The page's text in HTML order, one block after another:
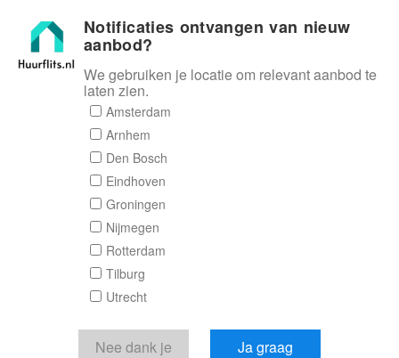
Huurflits
Reactieformulier
Huurflits
Verstuur je bericht
Door een bericht te sturen kom je in contact met de
aanbieder of makelaar van de woning.
Notificaties ontvangen van nieuw
aanbod?
We gebruiken je locatie om relevant aanbod te
laten zien.
Amsterdam
Arnhem
Den Bosch
Eindhoven
Groningen
Nijmegen
Rotterdam
Tilburg
Utrecht
Nee dank je Ja graag